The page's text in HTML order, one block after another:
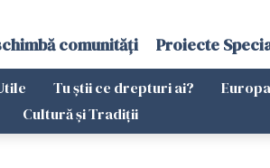
comunități Proiecte
Tu știi ce drepturi ai?
Cultură și Tradiții